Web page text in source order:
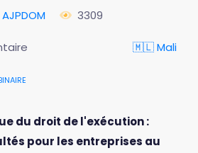
AJPDOM 3309
🇲🇱 Mali
du droit de l'exécution :
pour les entreprises au